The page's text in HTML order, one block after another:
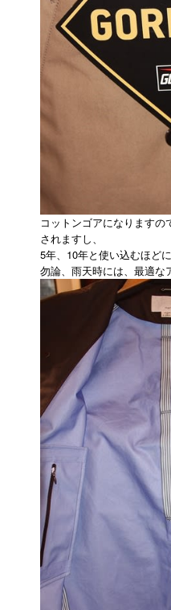
コットンゴアになりますの
されますし、
5年、10年と使い込むほど
勿論、雨天時には、最適な